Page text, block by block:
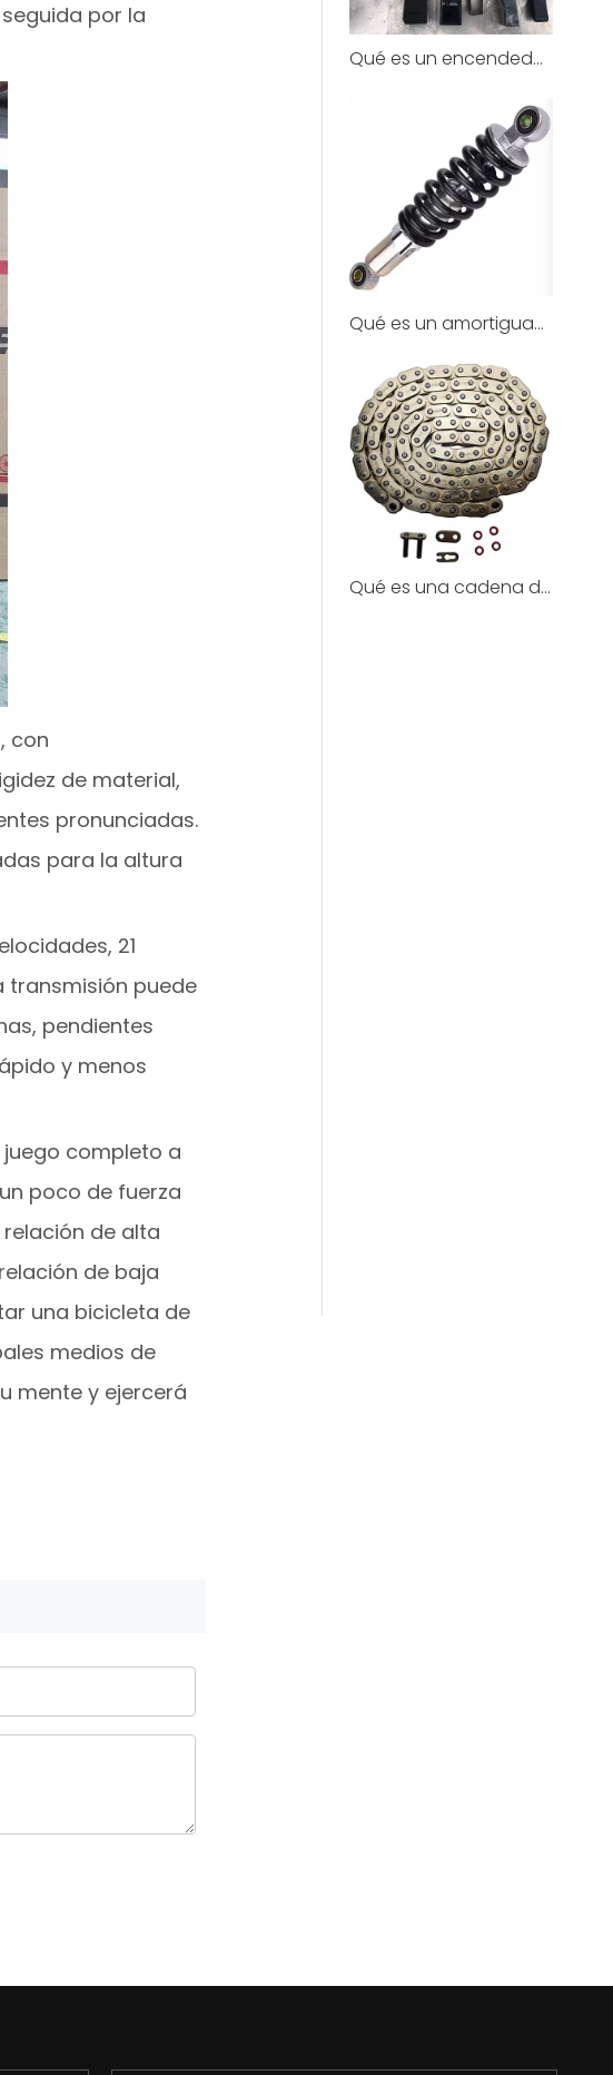
por la
con
de material,
pronunciadas.
para la altura
21
transmisión puede
pendientes
y menos
completo a
poco de fuerza
de alta
de baja
una bicicleta de
medios de
mente y ejercerá
Qué es un encendedor de motocicleta?
Qué es un amortiguador?
Qué es una cadena de motocicletas?